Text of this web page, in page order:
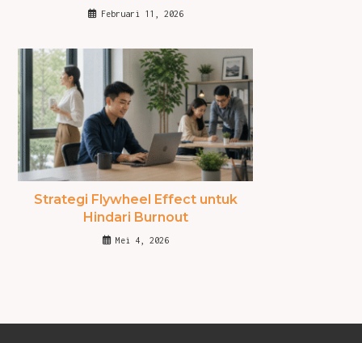
Februari 11, 2026
Strategi Flywheel Effect untuk
Hindari Burnout
Mei 4, 2026